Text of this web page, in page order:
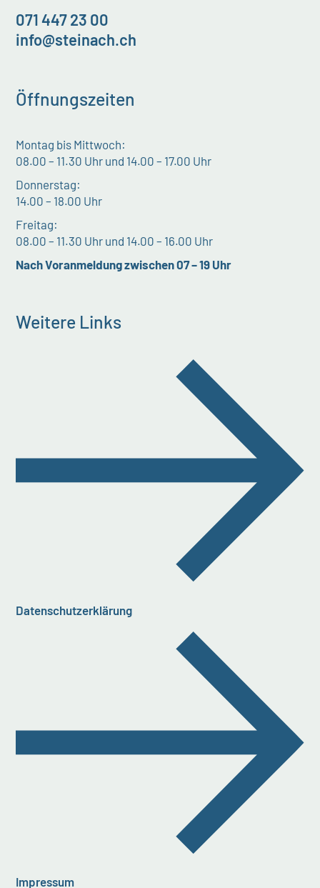
071 447 23 00
info@steinach.ch
Öffnungszeiten
Montag bis Mittwoch:
08.00 – 11.30 Uhr und 14.00 – 17.00 Uhr
Donnerstag:
14.00 – 18.00 Uhr
Freitag:
08.00 – 11.30 Uhr und 14.00 – 16.00 Uhr
Nach Voranmeldung zwischen 07 – 19 Uhr
Weitere Links
Datenschutzerklärung
Impressum